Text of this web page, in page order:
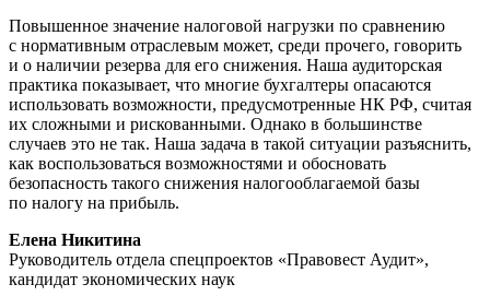
Повышенное значение налоговой нагрузки по сравнению
с нормативным отраслевым может, среди прочего, говорить
и о наличии резерва для его снижения. Наша аудиторская
практика показывает, что многие бухгалтеры опасаются
использовать возможности, предусмотренные НК РФ, считая
их сложными и рискованными. Однако в большинстве
случаев это не так. Наша задача в такой ситуации разъяснить,
как воспользоваться возможностями и обосновать
безопасность такого снижения налогооблагаемой базы
по налогу на прибыль.
Елена Никитина
Руководитель отдела спецпроектов «Правовест Аудит»,
кандидат экономических наук